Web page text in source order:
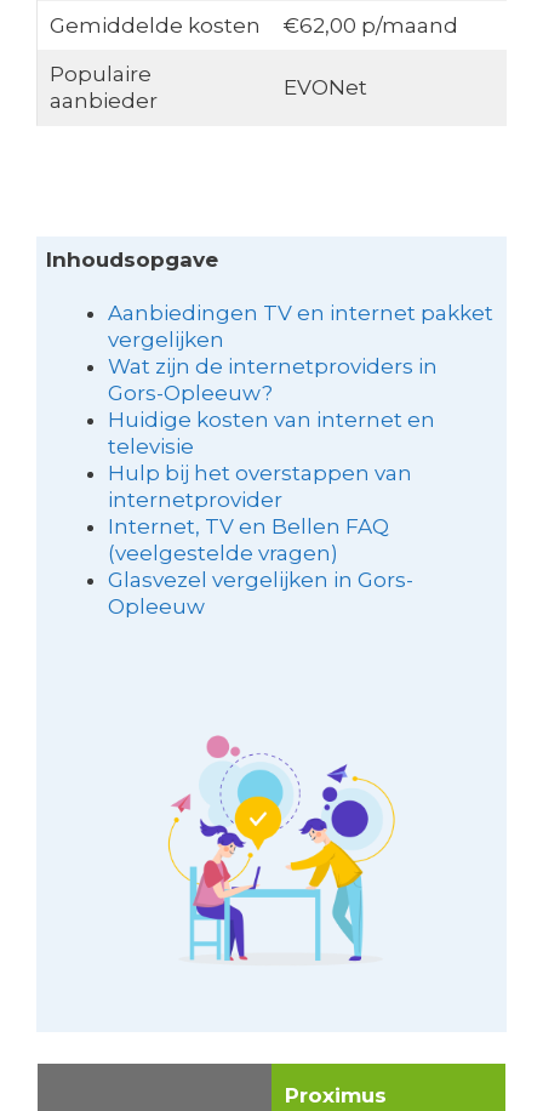
Gemiddelde kosten
€62,00 p/maand
Populaire
aanbieder
EVONet
Inhoudsopgave
Aanbiedingen TV en internet pakket
vergelijken
Wat zijn de internetproviders in
Gors-Opleeuw?
Huidige kosten van internet en
televisie
Hulp bij het overstappen van
internetprovider
Internet, TV en Bellen FAQ
(veelgestelde vragen)
Glasvezel vergelijken in Gors-
Opleeuw
Proximus